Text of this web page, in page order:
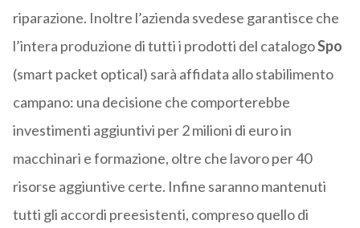
riparazione. Inoltre l’azienda svedese garantisce che
l’intera produzione di tutti i prodotti del catalogoSpo
(smart packet optical) sarà affidata allo stabilimento
campano: una decisione che comporterebbe
investimenti aggiuntivi per 2 milioni di euro in
macchinari e formazione, oltre che lavoro per 40
risorse aggiuntive certe. Infine saranno mantenuti
tutti gli accordi preesistenti, compreso quello di